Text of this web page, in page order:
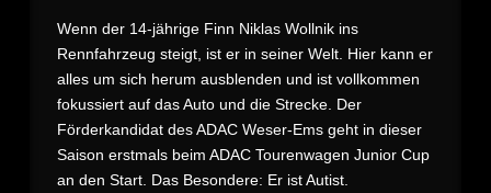
Wenn der 14-jährige Finn Niklas Wollnik ins
Rennfahrzeug steigt, ist er in seiner Welt. Hier kann er
alles um sich herum ausblenden und ist vollkommen
fokussiert auf das Auto und die Strecke. Der
Förderkandidat des ADAC Weser-Ems geht in dieser
Saison erstmals beim ADAC Tourenwagen Junior Cup
an den Start. Das Besondere: Er ist Autist.